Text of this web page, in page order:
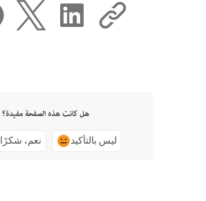
هل كانت هذه الصفحة مفيدة؟
نعم، شكرًا ليس بالتأكيد